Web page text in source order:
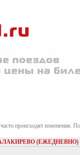
происходят изменения.
(ЕЖЕДНЕВНО)